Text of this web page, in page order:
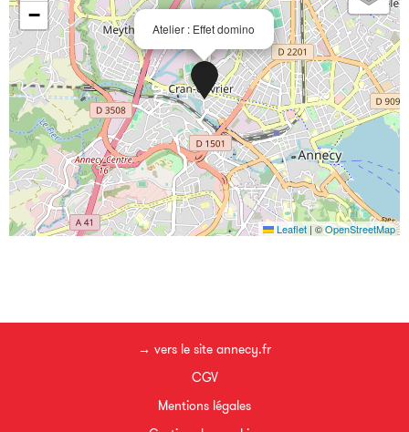
Atelier : Effet domino
−
Leaflet|©OpenStreetMap
→ vers le site annecy.fr
CGV
Mentions légales